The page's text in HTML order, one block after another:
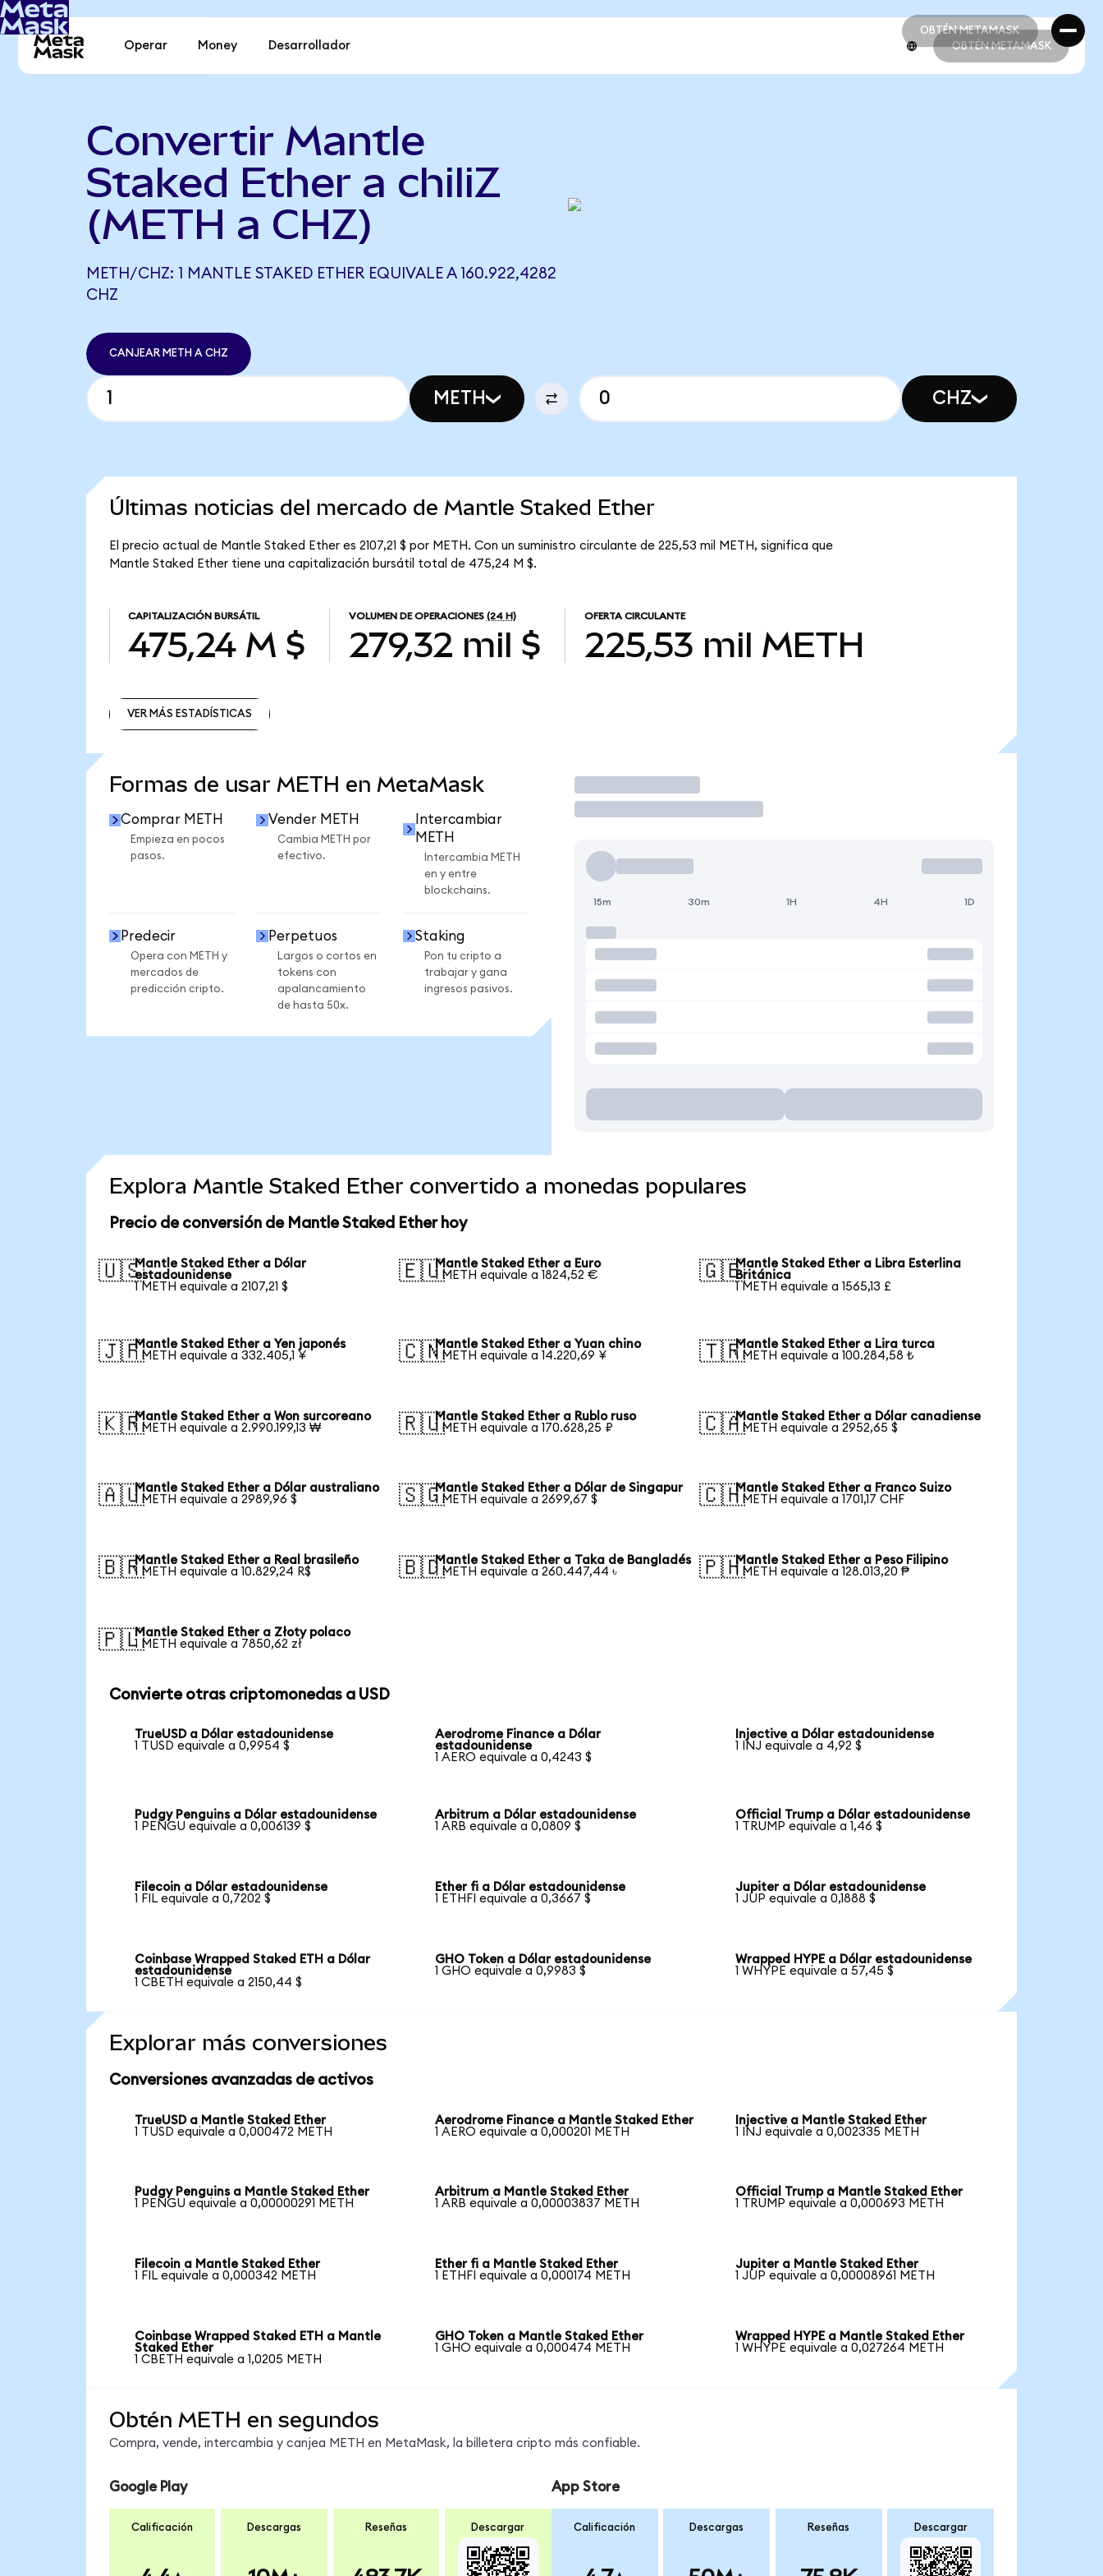
OBTÉN METAMASK
OBTÉN METAMASK
Operar Money Desarrollador OBTÉN METAMASK
Convertir Mantle
Staked Ether a chiliZ
(METH a CHZ)
METH/CHZ: 1 MANTLE STAKED ETHER EQUIVALE A 160.922,4282
CHZ
CANJEAR METH A CHZ
METH CHZ
Últimas noticias del mercado de Mantle Staked Ether
El precio actual de Mantle Staked Ether es 2107,21 $ por METH. Con un suministro circulante de 225,53 mil METH, significa que
Mantle Staked Ether tiene una capitalización bursátil total de 475,24 M $.
CAPITALIZACIÓN BURSÁTIL
475,24 M $
VOLUMEN DE OPERACIONES (24 H)
279,32 mil $
OFERTA CIRCULANTE
225,53 mil METH
VER MÁS ESTADÍSTICAS
Formas de usar METH en MetaMask
Comprar METH
Empieza en pocos
pasos.
Vender METH
Cambia METH por
efectivo.
Intercambiar
METH
Intercambia METH
en y entre
blockchains.
Predecir
Opera con METH y
mercados de
predicción cripto.
Perpetuos
Largos o cortos en
tokens con
apalancamiento
de hasta 50x.
Staking
Pon tu cripto a
trabajar y gana
ingresos pasivos.
Operar
15m 30m 1H 4H 1D
Explora Mantle Staked Ether convertido a monedas populares
Precio de conversión de Mantle Staked Ether hoy
🇺🇸Mantle Staked Ether a Dólar
estadounidense
1 METH equivale a 2107,21 $
🇪🇺Mantle Staked Ether a Euro
1 METH equivale a 1824,52 €
🇬🇧Mantle Staked Ether a Libra Esterlina
Británica
1 METH equivale a 1565,13 £
🇯🇵Mantle Staked Ether a Yen japonés
1 METH equivale a 332.405,1 ¥
🇨🇳Mantle Staked Ether a Yuan chino
1 METH equivale a 14.220,69 ¥
🇹🇷Mantle Staked Ether a Lira turca
1 METH equivale a 100.284,58 ₺
🇰🇷Mantle Staked Ether a Won surcoreano
1 METH equivale a 2.990.199,13 ₩
🇷🇺Mantle Staked Ether a Rublo ruso
1 METH equivale a 170.628,25 ₽
🇨🇦Mantle Staked Ether a Dólar canadiense
1 METH equivale a 2952,65 $
🇦🇺Mantle Staked Ether a Dólar australiano
1 METH equivale a 2989,96 $
🇸🇬Mantle Staked Ether a Dólar de Singapur
1 METH equivale a 2699,67 $
🇨🇭Mantle Staked Ether a Franco Suizo
1 METH equivale a 1701,17 CHF
🇧🇷Mantle Staked Ether a Real brasileño
1 METH equivale a 10.829,24 R$
🇧🇩Mantle Staked Ether a Taka de Bangladés
1 METH equivale a 260.447,44 ৳
🇵🇭Mantle Staked Ether a Peso Filipino
1 METH equivale a 128.013,20 ₱
🇵🇱Mantle Staked Ether a Złoty polaco
1 METH equivale a 7850,62 zł
Convierte otras criptomonedas a USD
TrueUSD a Dólar estadounidense
1 TUSD equivale a 0,9954 $
Aerodrome Finance a Dólar
estadounidense
1 AERO equivale a 0,4243 $
Injective a Dólar estadounidense
1 INJ equivale a 4,92 $
Pudgy Penguins a Dólar estadounidense
1 PENGU equivale a 0,006139 $
Arbitrum a Dólar estadounidense
1 ARB equivale a 0,0809 $
Official Trump a Dólar estadounidense
1 TRUMP equivale a 1,46 $
Filecoin a Dólar estadounidense
1 FIL equivale a 0,7202 $
Ether fi a Dólar estadounidense
1 ETHFI equivale a 0,3667 $
Jupiter a Dólar estadounidense
1 JUP equivale a 0,1888 $
Coinbase Wrapped Staked ETH a Dólar
estadounidense
1 CBETH equivale a 2150,44 $
GHO Token a Dólar estadounidense
1 GHO equivale a 0,9983 $
Wrapped HYPE a Dólar estadounidense
1 WHYPE equivale a 57,45 $
Explorar más conversiones
Conversiones avanzadas de activos
TrueUSD a Mantle Staked Ether
1 TUSD equivale a 0,000472 METH
Aerodrome Finance a Mantle Staked Ether
1 AERO equivale a 0,000201 METH
Injective a Mantle Staked Ether
1 INJ equivale a 0,002335 METH
Pudgy Penguins a Mantle Staked Ether
1 PENGU equivale a 0,00000291 METH
Arbitrum a Mantle Staked Ether
1 ARB equivale a 0,00003837 METH
Official Trump a Mantle Staked Ether
1 TRUMP equivale a 0,000693 METH
Filecoin a Mantle Staked Ether
1 FIL equivale a 0,000342 METH
Ether fi a Mantle Staked Ether
1 ETHFI equivale a 0,000174 METH
Jupiter a Mantle Staked Ether
1 JUP equivale a 0,00008961 METH
Coinbase Wrapped Staked ETH a Mantle
Staked Ether
1 CBETH equivale a 1,0205 METH
GHO Token a Mantle Staked Ether
1 GHO equivale a 0,000474 METH
Wrapped HYPE a Mantle Staked Ether
1 WHYPE equivale a 0,027264 METH
Obtén METH en segundos
Compra, vende, intercambia y canjea METH en MetaMask, la billetera cripto más confiable.
Google Play
Calificación Descargas Reseñas Descargar
App Store
Calificación Descargas Reseñas Descargar